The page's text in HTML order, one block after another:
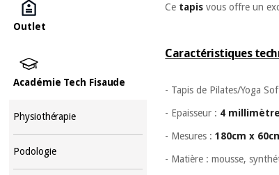
Outlet
Académie Tech Fisaude
Physiothérapie
Podologie
Ce tapis vous offre un
Caractéristiques
- Tapis de Pilates/Yoga
- Epaisseur : 4
- Mesures :180cm x
- Matière : mousse,